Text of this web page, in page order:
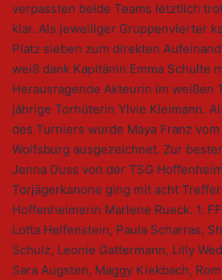
verpassten beide Teams letztlich
klar. Als jeweiliger Gruppenvierter
Platz sieben zum direkten
weiß dank Kapitänin Emma Schulte
Herausragende Akteurin im weißen
jährige Torhüterin Ylvie Kleimann.
des Turniers wurde Maya Franz
Wolfsburg ausgezeichnet. Zur
Jenna Duss von der TSG
Torjägerkanone ging mit acht
Hoffenheimerin Marlene Rueck. 1.
Lotta Helfenstein, Paula Scharras,
Schulz, Leonie Gattermann, Lilly
Sara Augsten, Maggy Kiekbach,